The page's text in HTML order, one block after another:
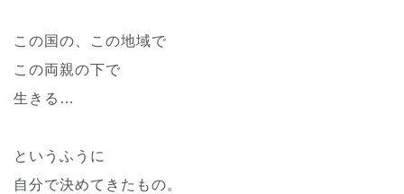
この国の、この地域で
この両親の下で
生きる…
というふうに
自分で決めてきたもの。